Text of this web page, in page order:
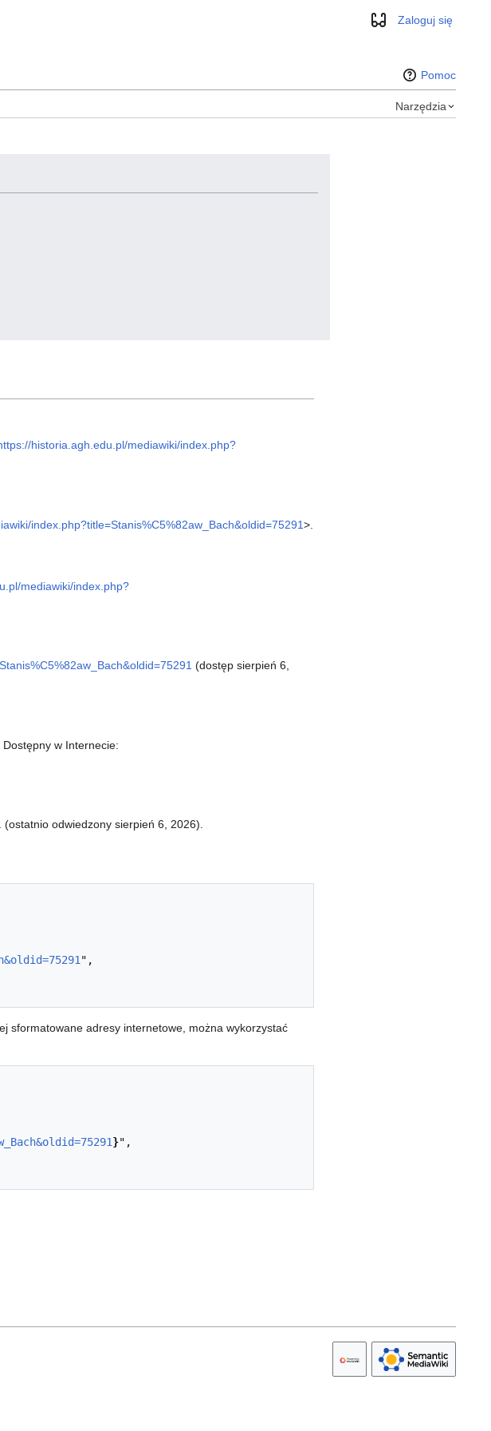
WyglądZaloguj się
Pomoc
Narzędzia
historia.agh.edu.pl/mediawiki/index.php?
index.php?title=Stanis%C5%82aw_Bach&oldid=75291>.
mediawiki/index.php?
(dostęp sierpień 6,
w Internecie:
(ostatnio odwiedzony sierpień 6, 2026).
",
sformatowane adresy internetowe, można wykorzystać
}",